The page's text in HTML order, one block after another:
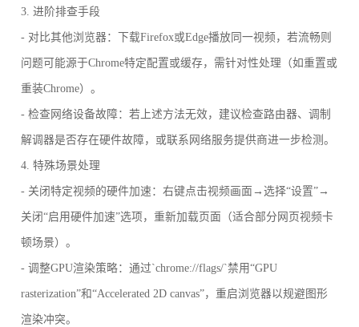
3. 进阶排查手段
- 对比其他浏览器：下载Firefox或Edge播放同一视频，若流畅则
问题可能源于Chrome特定配置或缓存，需针对性处理（如重置或
重装Chrome）。
- 检查网络设备故障：若上述方法无效，建议检查路由器、调制
解调器是否存在硬件故障，或联系网络服务提供商进一步检测。
4. 特殊场景处理
- 关闭特定视频的硬件加速：右键点击视频画面→选择“设置”→
关闭“启用硬件加速”选项，重新加载页面（适合部分网页视频卡
顿场景）。
- 调整GPU渲染策略：通过`chrome://flags/`禁用“GPU
rasterization”和“Accelerated 2D canvas”，重启浏览器以规避图形
渲染冲突。